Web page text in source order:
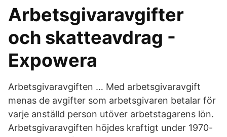
Arbetsgivaravgifter
och skatteavdrag -
Expowera
Arbetsgivaravgiften … Med arbetsgivaravgift
menas de avgifter som arbetsgivaren betalar för
varje anställd person utöver arbetstagarens lön.
Arbetsgivaravgiften höjdes kraftigt under 1970-